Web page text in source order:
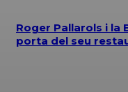
Roger Pallarols i la
porta del seu